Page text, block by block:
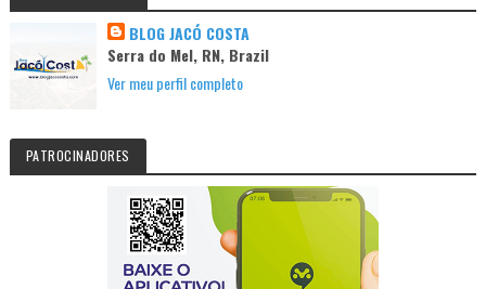
BLOG JACÓ COSTA
Serra do Mel, RN, Brazil
Ver meu perfil completo
PATROCINADORES